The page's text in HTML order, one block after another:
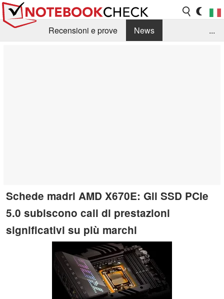
Recensioni e prove
News
...
Schede madri AMD X670E: Gli SSD PCIe
5.0 subiscono cali di prestazioni
significativi su più marchi